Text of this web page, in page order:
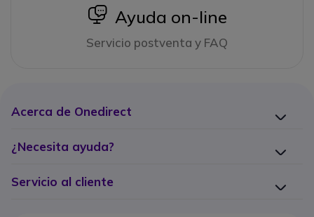
icon
Ayuda on-line
Servicio postventa y FAQ
Acerca de Onedirect
¿Necesita ayuda?
Servicio al cliente